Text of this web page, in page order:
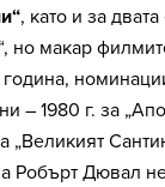
, като и за
но макар
– 1980 г. за
„Великият
Робърт Дювал